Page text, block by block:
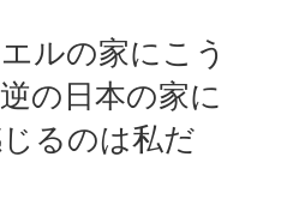
ルの家にこう
の日本の家に
るのは私だ